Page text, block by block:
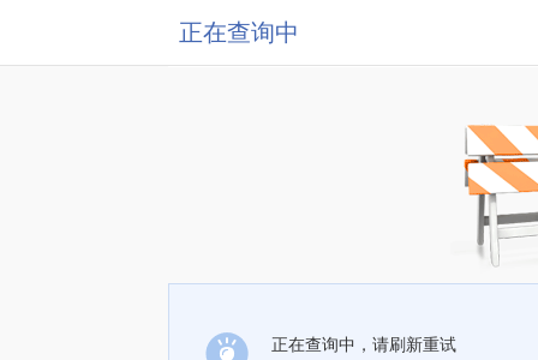
正在查询中
正在查询中，请刷新重试